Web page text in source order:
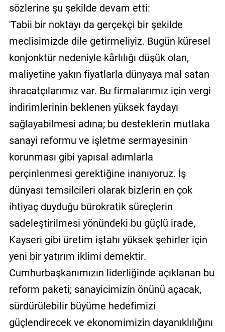
sözlerine şu şekilde devam etti:
'Tabii bir noktayı da gerçekçi bir şekilde
meclisimizde dile getirmeliyiz. Bugün küresel
konjonktür nedeniyle kârlılığı düşük olan,
maliyetine yakın fiyatlarla dünyaya mal satan
ihracatçılarımız var. Bu firmalarımız için vergi
indirimlerinin beklenen yüksek faydayı
sağlayabilmesi adına; bu desteklerin mutlaka
sanayi reformu ve işletme sermayesinin
korunması gibi yapısal adımlarla
perçinlenmesi gerektiğine inanıyoruz. İş
dünyası temsilcileri olarak bizlerin en çok
ihtiyaç duyduğu bürokratik süreçlerin
sadeleştirilmesi yönündeki bu güçlü irade,
Kayseri gibi üretim iştahı yüksek şehirler için
yeni bir yatırım iklimi demektir.
Cumhurbaşkanımızın liderliğinde açıklanan bu
reform paketi; sanayicimizin önünü açacak,
sürdürülebilir büyüme hedefimizi
güçlendirecek ve ekonomimizin dayanıklılığını